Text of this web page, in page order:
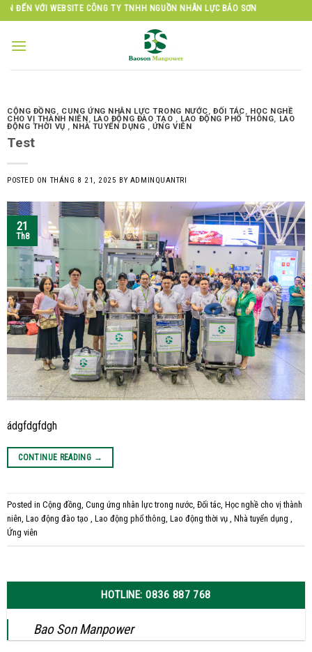
Skip
to
content
WEBSITE CÔNG TY TNHH NGUỒN NHÂN LỰC BẢO SƠN
CỘNG ĐỒNG, CUNG ỨNG NHÂN LỰC TRONG NƯỚC, ĐỐI TÁC, HỌC NGHỀ
CHO VỊ THÀNH NIÊN, LAO ĐỘNG ĐÀO TẠO , LAO ĐỘNG PHỔ THÔNG, LAO
ĐỘNG THỜI VỤ , NHÀ TUYỂN DỤNG , ỨNG VIÊN
Test
POSTED ON THÁNG 8 21, 2025 BY ADMINQUANTRI
21
Th8
ádgfdgfdgh
CONTINUE READING →
Posted in Cộng đồng, Cung ứng nhân lực trong nước, Đối tác, Học nghề cho vị thành
niên, Lao động đào tạo , Lao động phổ thông, Lao động thời vụ , Nhà tuyển dụng ,
Ứng viên
HOTLINE: 0836 887 768
Bao Son Manpower